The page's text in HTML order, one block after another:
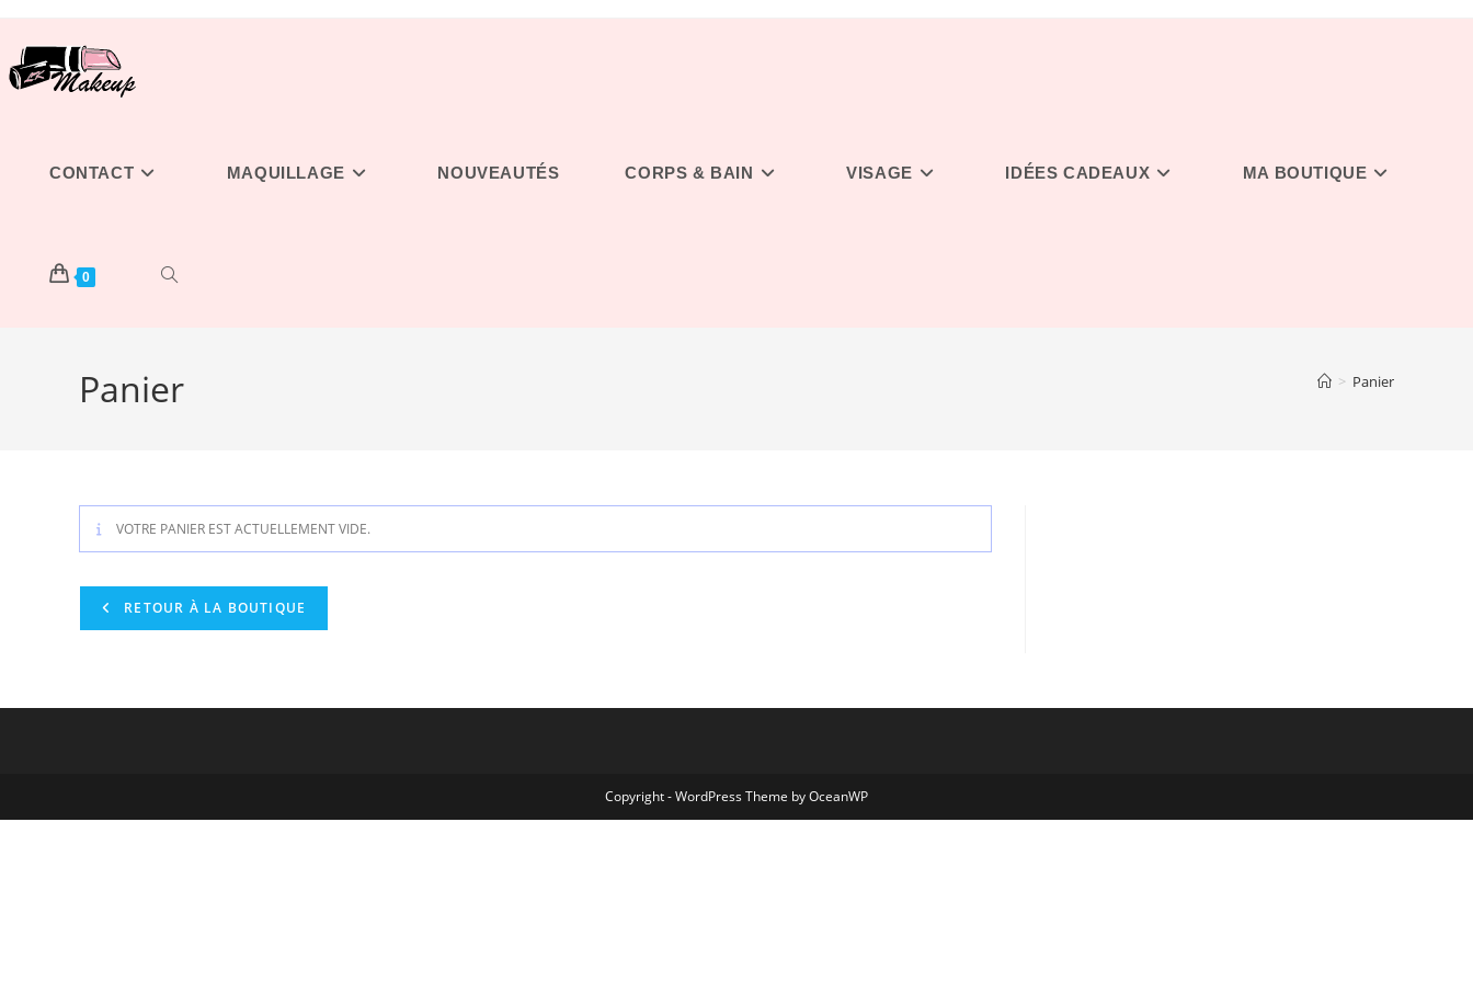
content
CONTACT MAQUILLAGE NOUVEAUTÉS CORPS & BAIN VISAGE IDÉES CADEAUX MA BOUTIQUE
0 TOGGLE
Panier > Panier
VOTRE PANIER EST ACTUELLEMENT VIDE.
RETOUR À LA BOUTIQUE
Copyright - WordPress Theme by OceanWP